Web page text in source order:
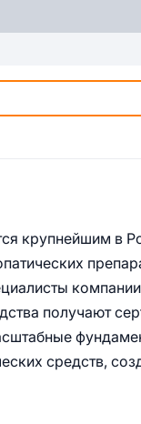
крупнейшим в
получают
средств,